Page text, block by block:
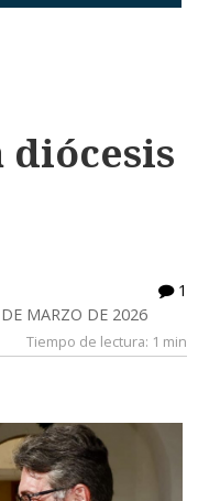
diócesis
1
MARZO DE 2026
Tiempo de lectura: 1 min